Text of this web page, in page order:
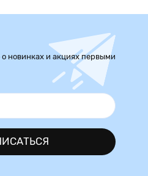
новинках и акциях первыми